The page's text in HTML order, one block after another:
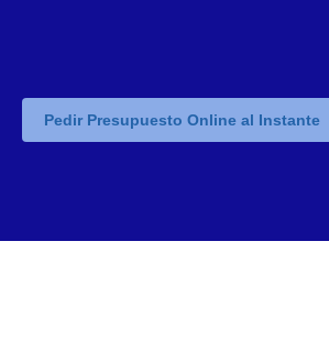
Pedir Presupuesto Online al Instante